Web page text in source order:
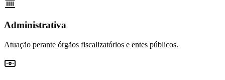
Administrativa
Atuação perante órgãos fiscalizatórios e entes públicos.